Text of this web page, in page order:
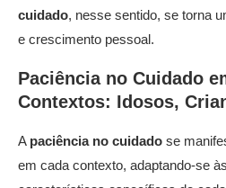
cuidado, nesse sentido, se torna
e crescimento pessoal.
Paciência no Cuidado
Contextos: Idosos,
A paciência no cuidado se
em cada contexto, adaptando-se